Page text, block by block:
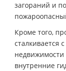
загораний и
Кроме того,
сталкивается
внутренние